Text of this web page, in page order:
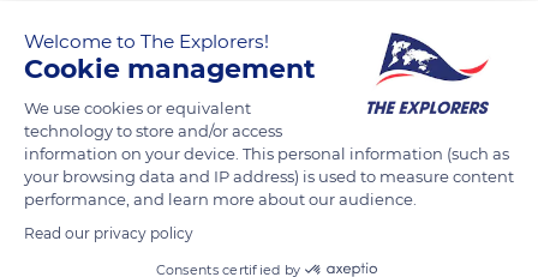
Située entre les villes de Saint-Denis et de La Possession, la
Grande Chaloupe disposait d'une gare routière. Aujourd'hui,
une locomotive et des wagons sont à l'arrêt pour une
restauration.
A l'occasion notamment des journées du patrimoine, le public
est invité à y prendre place pour disparaître dans un tunnel et
relier La Possession.
Welcome to The Explorers!
Cookie management
We use cookies or equivalent
technology to store and/or access
information on your device. This personal information (such as
your browsing data and IP address) is used to measure content
performance, and learn more about our audience.
Read our privacy policy
Consents certified by